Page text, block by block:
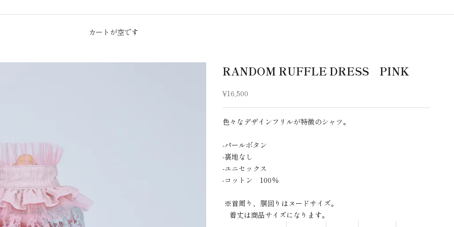
カートが空です
RANDOM RUFFLE DRESS PINK
セール価格
¥16,500
色々なデザインフリルが特徴のシャツ。
-パールボタン
-裏地なし
-ユニセックス
-コットン 100％
※首周り、胴回りはヌードサイズ。
着丈は商品サイズになります。